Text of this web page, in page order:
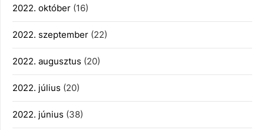
2022. október (16)
2022. szeptember (22)
2022. augusztus (20)
2022. július (20)
2022. június (38)